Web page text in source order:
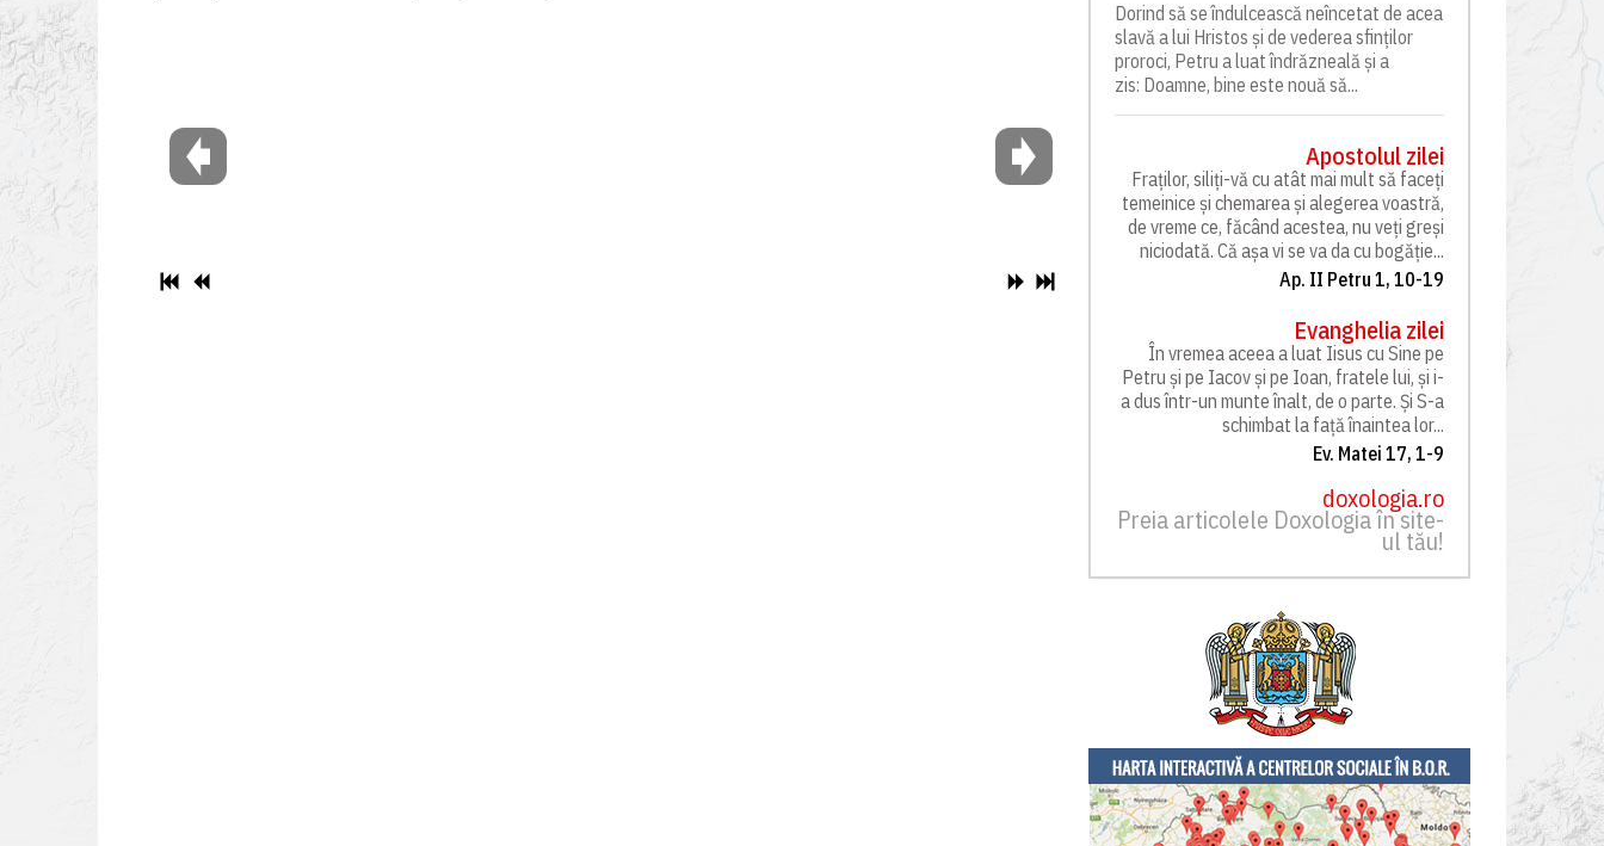
Dorind să se îndulcească neîncetat de acea
slavă a lui Hristos și de vederea sfinților
proroci, Petru a luat îndrăzneală și a
zis: Doamne, bine este nouă să...
Apostolul zilei
Fraților, siliți-vă cu atât mai mult să faceți
temeinice și chemarea și alegerea voastră,
de vreme ce, făcând acestea, nu veți greși
niciodată. Că așa vi se va da cu bogăție...
Ap. II Petru 1, 10-19
Evanghelia zilei
În vremea aceea a luat Iisus cu Sine pe
Petru și pe Iacov și pe Ioan, fratele lui, și i-
a dus într-un munte înalt, de o parte. Și S-a
schimbat la față înaintea lor...
Ev. Matei 17, 1-9
doxologia.ro
Preia articolele Doxologia în site-
ul tău!